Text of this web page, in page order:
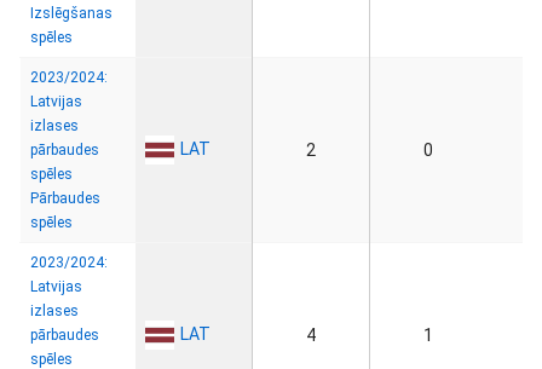
Izslēgšanas
spēles
2023/2024:
Latvijas
izlases
pārbaudes
spēles
Pārbaudes
spēles
LAT 2 0
2023/2024:
Latvijas
izlases
pārbaudes
spēles
LAT 4 1